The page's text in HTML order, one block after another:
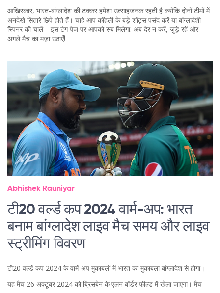
आखिरकार, भारत‑बांग्लादेश की टक्कर हमेशा उत्साहजनक रहती है क्योंकि दोनों टीमों में
अनदेखे सितारे छिपे होते हैं। चाहे आप कॉहली के बड़े शॉट्स पसंद करें या बांग्लादेशी
स्पिनर की चालें—इस टैग पेज पर आपको सब मिलेगा. अब देर न करें, जुड़े रहें और
अगले मैच का मज़ा उठाएँ!
Abhishek Rauniyar
टी20 वर्ल्ड कप 2024 वार्म-अप: भारत
बनाम बांग्लादेश लाइव मैच समय और लाइव
स्ट्रीमिंग विवरण
टी20 वर्ल्ड कप 2024 के वार्म-अप मुकाबलों में भारत का मुकाबला बांग्लादेश से होगा।
यह मैच 26 अक्टूबर 2024 को ब्रिसबेन के एलन बॉर्डर फील्ड में खेला जाएगा। मैच